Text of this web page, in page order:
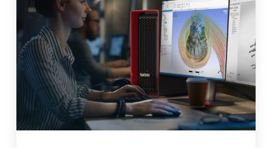
ThinkStation
P8
Workstation
avec
processeur
Ryzen™
Threadripper™